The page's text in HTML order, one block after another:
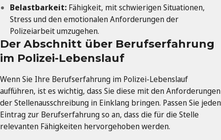
Belastbarkeit: Fähigkeit, mit schwierigen Situationen,
Stress und den emotionalen Anforderungen der
Polizeiarbeit umzugehen.
Der Abschnitt über Berufserfahrung
im Polizei-Lebenslauf
Wenn Sie Ihre Berufserfahrung im Polizei-Lebenslauf
aufführen, ist es wichtig, dass Sie diese mit den Anforderungen
der Stellenausschreibung in Einklang bringen. Passen Sie jeden
Eintrag zur Berufserfahrung so an, dass die für die Stelle
relevanten Fähigkeiten hervorgehoben werden.